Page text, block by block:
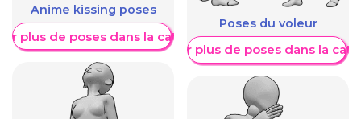
Anime kissing poses
plus de poses dans la catégorie
Poses du voleur
Afficher plus de poses dans la